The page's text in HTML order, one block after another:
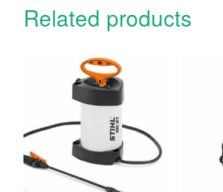
Related products